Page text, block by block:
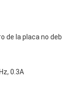
de la placa no
0.3A